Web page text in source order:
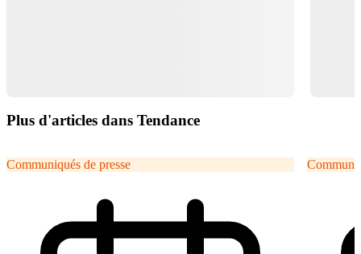
Plus d'articles dans Tendance
Communiqués de presse